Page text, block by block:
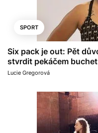
SPORT
Six pack je out: Pět
stvrdit pekáčem
Lucie Gregorová